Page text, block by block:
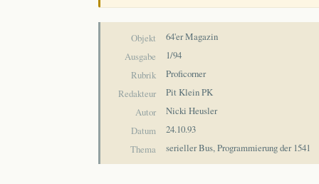
Objekt
64'er Magazin
Ausgabe
1/94
Rubrik
Proficorner
Redakteur
Pit Klein PK
Autor
Nicki Heusler
Datum
24.10.93
Thema
serieller Bus, Programmierung der 1541